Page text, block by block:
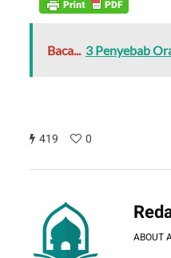
Baca... 3 Penyebab
419 0
ABOUT